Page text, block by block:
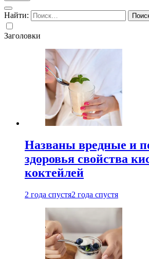
Найти:
Заголовки
Названы вредные и
здоровья свойства
коктейлей
2 года спустя2 года спустя